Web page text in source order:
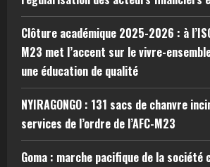
Clôture académique 2025-2026 : à
M23 met l’accent sur le vivre-
une éducation de qualité
NYIRAGONGO : 131 sacs de chanvre
services de l’ordre de l’AFC-M23
Goma : marche pacifique de la société